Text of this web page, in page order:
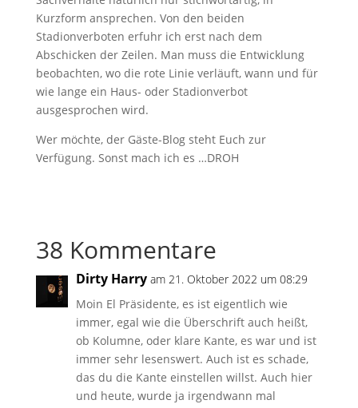
Kurzform ansprechen. Von den beiden
Stadionverboten erfuhr ich erst nach dem
Abschicken der Zeilen. Man muss die Entwicklung
beobachten, wo die rote Linie verläuft, wann und für
wie lange ein Haus- oder Stadionverbot
ausgesprochen wird.
Wer möchte, der Gäste-Blog steht Euch zur
Verfügung. Sonst mach ich es …DROH
38 Kommentare
Dirty Harry am 21. Oktober 2022 um 08:29
Moin El Präsidente, es ist eigentlich wie
immer, egal wie die Überschrift auch heißt,
ob Kolumne, oder klare Kante, es war und ist
immer sehr lesenswert. Auch ist es schade,
das du die Kante einstellen willst. Auch hier
und heute, wurde ja irgendwann mal